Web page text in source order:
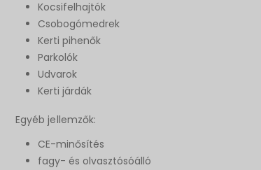
Kocsifelhajtók
Csobogómedrek
Kerti pihenők
Parkolók
Udvarok
Kerti járdák
Egyéb jellemzők:
CE-minősítés
fagy- és olvasztósóálló